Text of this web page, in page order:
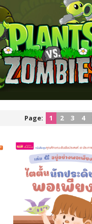
Page: 1 2 3 4